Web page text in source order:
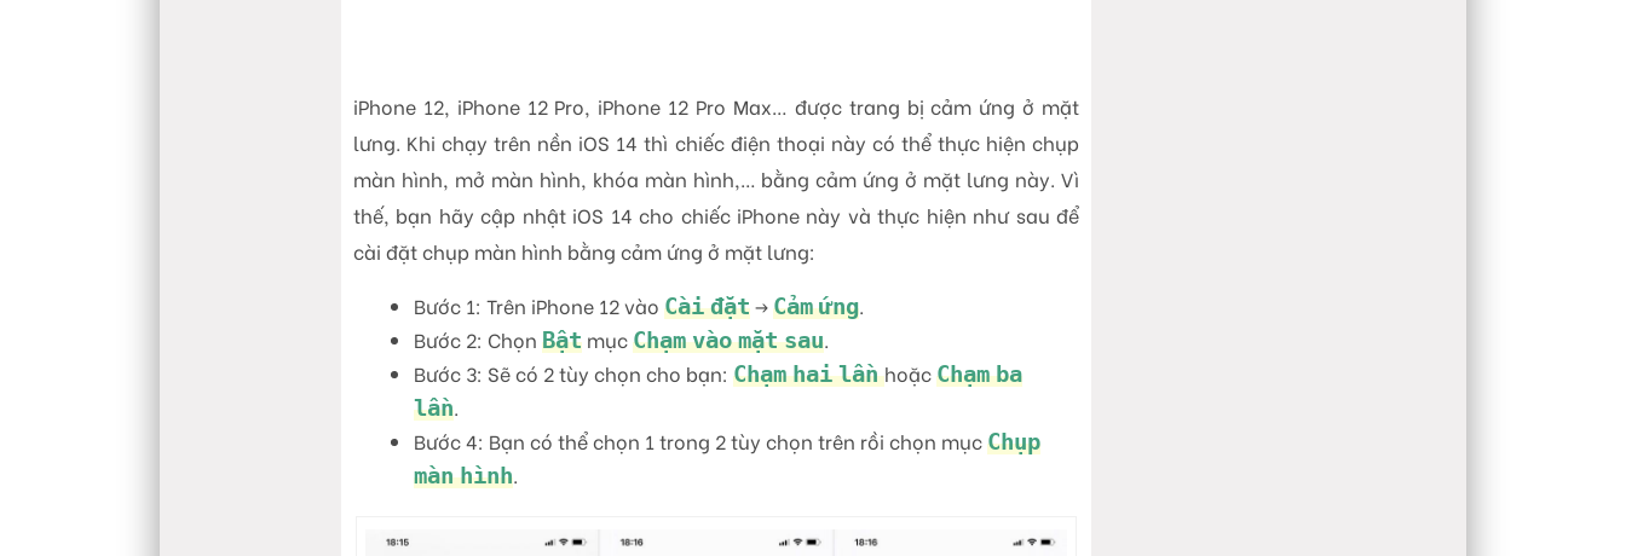
iPhone 12, iPhone 12 Pro, iPhone 12 Pro Max… được trang bị cảm ứng ở mặt
lưng. Khi chạy trên nền iOS 14 thì chiếc điện thoại này có thể thực hiện chụp
màn hình, mở màn hình, khóa màn hình,… bằng cảm ứng ở mặt lưng này. Vì
thế, bạn hãy cập nhật iOS 14 cho chiếc iPhone này và thực hiện như sau để
cài đặt chụp màn hình bằng cảm ứng ở mặt lưng:
Bước 1: Trên iPhone 12 vào Cài đặt->Cảm ứng
Bước 2: Chọn Bật mụcChạm vào mặt sau
Bước 3: Sẽ có 2 tùy chọn cho bạn: Chạm hai lầnhoặcChạm ba
lần
Bước 4: Bạn có thể chọn 1 trong 2 tùy chọn trên rồi chọn mụcChụp
màn hình